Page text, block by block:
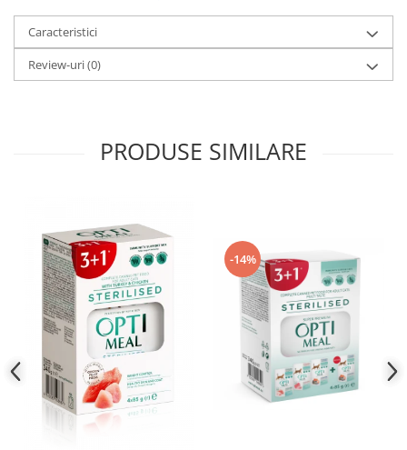
Caracteristici
Review-uri(0)
PRODUSE SIMILARE
-14%